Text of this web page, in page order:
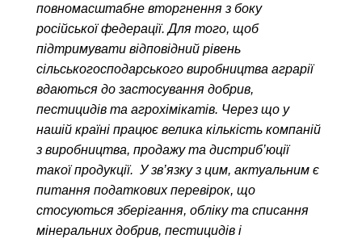
повномасштабне вторгнення з боку
російської федерації. Для того, щоб
підтримувати відповідний рівень
сільськогосподарського виробництва аграрії
вдаються до застосування добрив,
пестицидів та агрохімікатів. Через що у
нашій країні працює велика кількість компаній
з виробництва, продажу та дистриб’юції
такої продукції. У зв’язку з цим, актуальним є
питання податкових перевірок, що
стосуються зберігання, обліку та списання
мінеральних добрив, пестицидів і